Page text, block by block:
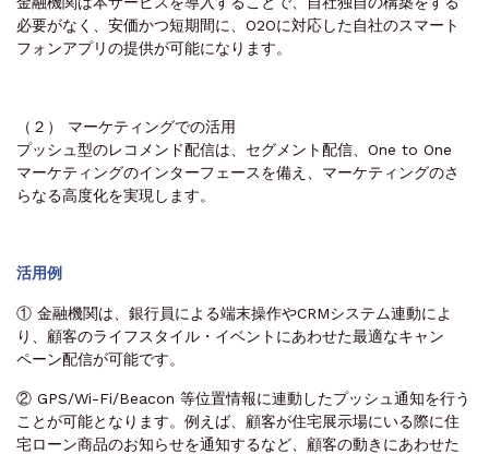
必要がなく、安価かつ短期間に、O2Oに対応した自社のスマート
フォンアプリの提供が可能になります。
（２） マーケティングでの活用
プッシュ型のレコメンド配信は、セグメント配信、One to One
マーケティングのインターフェースを備え、マーケティングのさ
らなる高度化を実現します。
活用例
① 金融機関は、銀行員による端末操作やCRMシステム連動によ
り、顧客のライフスタイル・イベントにあわせた最適なキャン
ペーン配信が可能です。
② GPS/Wi-Fi/Beacon 等位置情報に連動したプッシュ通知を行う
ことが可能となります。例えば、顧客が住宅展示場にいる際に住
宅ローン商品のお知らせを通知するなど、顧客の動きにあわせた